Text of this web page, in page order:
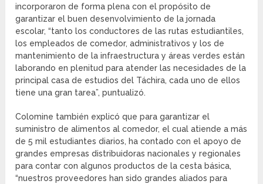
incorporaron de forma plena con el propósito de
garantizar el buen desenvolvimiento de la jornada
escolar, “tanto los conductores de las rutas estudiantiles,
los empleados de comedor, administrativos y los de
mantenimiento de la infraestructura y áreas verdes están
laborando en plenitud para atender las necesidades de la
principal casa de estudios del Táchira, cada uno de ellos
tiene una gran tarea”, puntualizó.
Colomine también explicó que para garantizar el
suministro de alimentos al comedor, el cual atiende a más
de 5 mil estudiantes diarios, ha contado con el apoyo de
grandes empresas distribuidoras nacionales y regionales
para contar con algunos productos de la cesta básica,
“nuestros proveedores han sido grandes aliados para